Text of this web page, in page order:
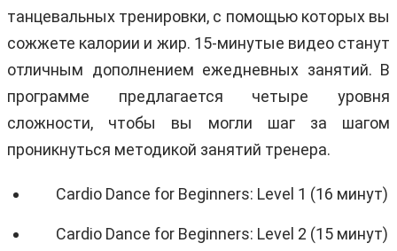
танцевальных тренировки, с помощью которых вы
сожжете калории и жир. 15-минутые видео станут
отличным дополнением ежедневных занятий. В
программе предлагается четыре уровня
сложности, чтобы вы могли шаг за шагом
проникнуться методикой занятий тренера.
Cardio Dance for Beginners: Level 1 (16 минут)
Cardio Dance for Beginners: Level 2 (15 минут)